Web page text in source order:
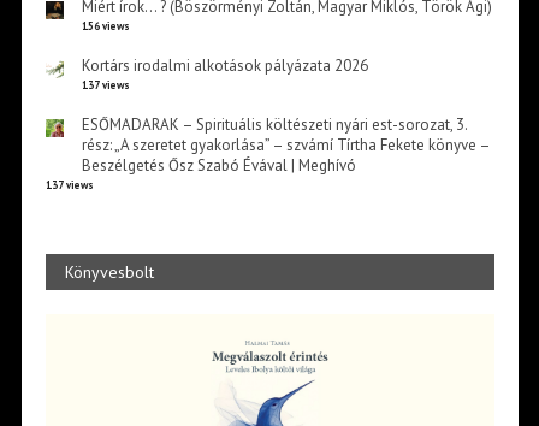
Miért írok… ? (Böszörményi Zoltán, Magyar Miklós, Török Ági)
156 views
Kortárs irodalmi alkotások pályázata 2026
137 views
ESŐMADARAK – Spirituális költészeti nyári est-sorozat, 3.
rész: „A szeretet gyakorlása” – szvámí Tírtha Fekete könyve –
Beszélgetés Ősz Szabó Évával | Meghívó
137 views
Könyvesbolt